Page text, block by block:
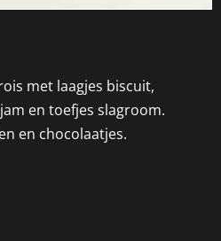
met laagjes biscuit,
en toefjes slagroom.
en chocolaatjes.